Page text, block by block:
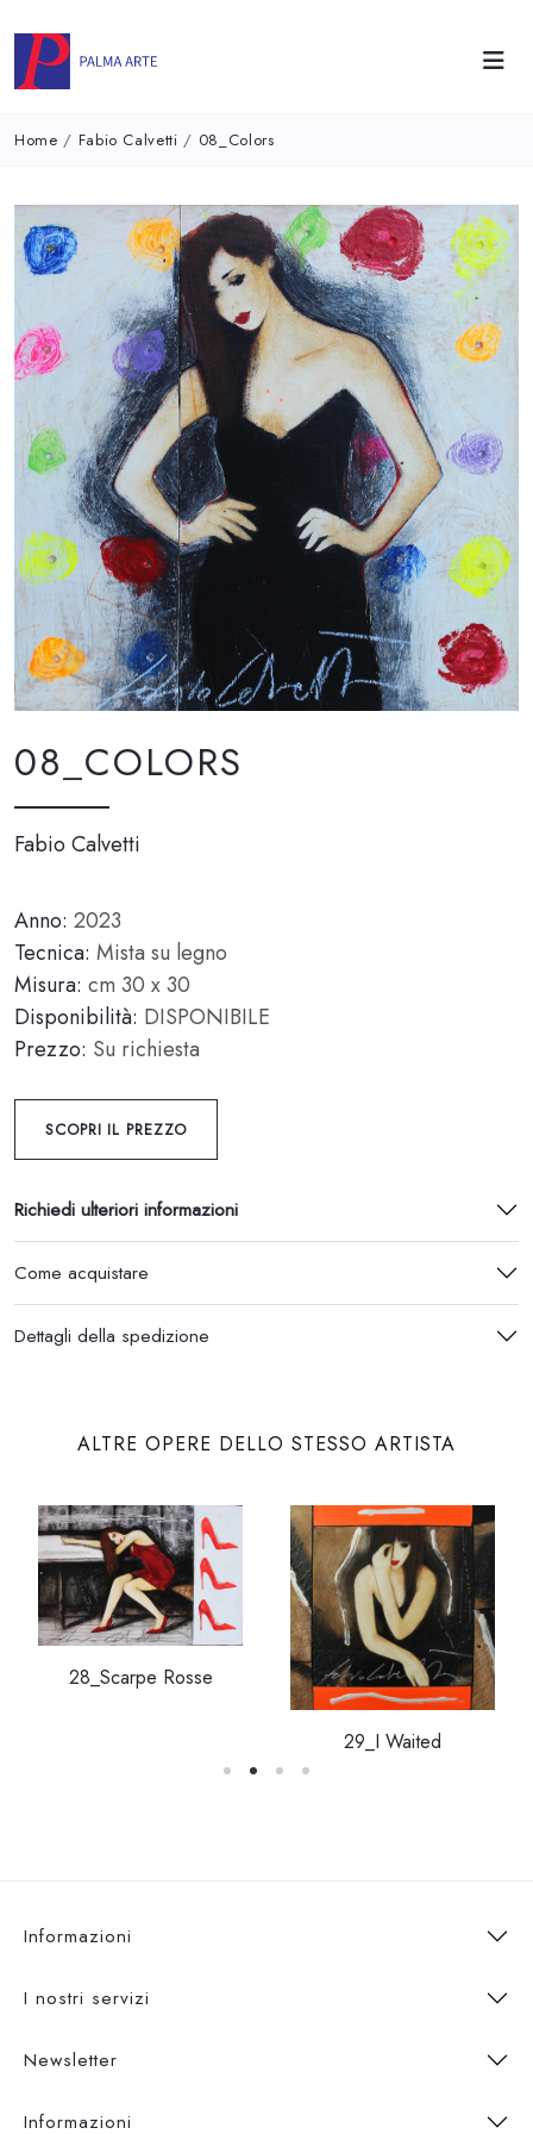
Home / Fabio Calvetti / 08_Colors
08_COLORS
Fabio Calvetti
Anno: 2023
Tecnica: Mista su legno
Misura: cm 30 x 30
Disponibilità: DISPONIBILE
Prezzo: Su richiesta
SCOPRI IL PREZZO
Richiedi ulteriori informazioni
Come acquistare
Dettagli della spedizione
ALTRE OPERE DELLO STESSO ARTISTA
28_Scarpe Rosse
29_I Waited
Informazioni
I nostri servizi
Newsletter
Informazioni